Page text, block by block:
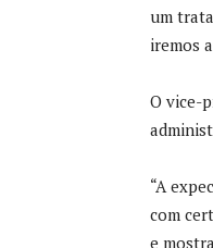
um
iremos
O vice-
“A
com
e